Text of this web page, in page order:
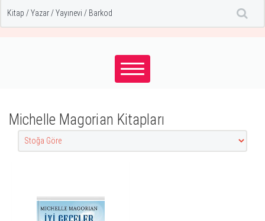
Michelle Magorian Kitapları